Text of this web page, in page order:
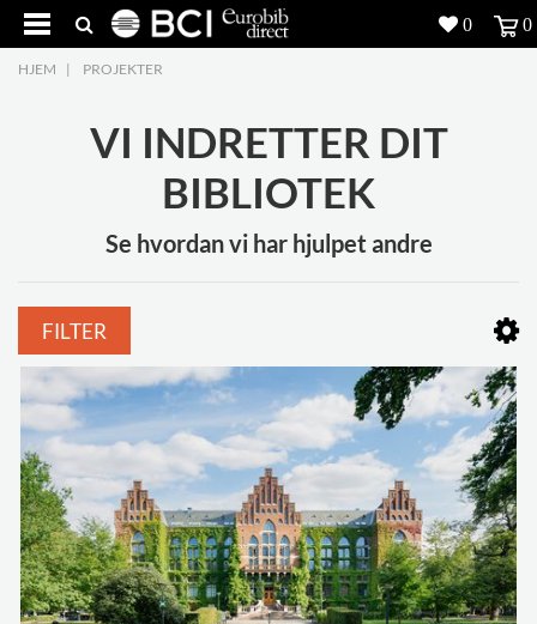
Produkter
Projekter
5
Kontakt os
HJEM | PROJEKTER
VI INDRETTER DIT
BIBLIOTEK
Se hvordan vi har hjulpet andre
FILTER
0 0